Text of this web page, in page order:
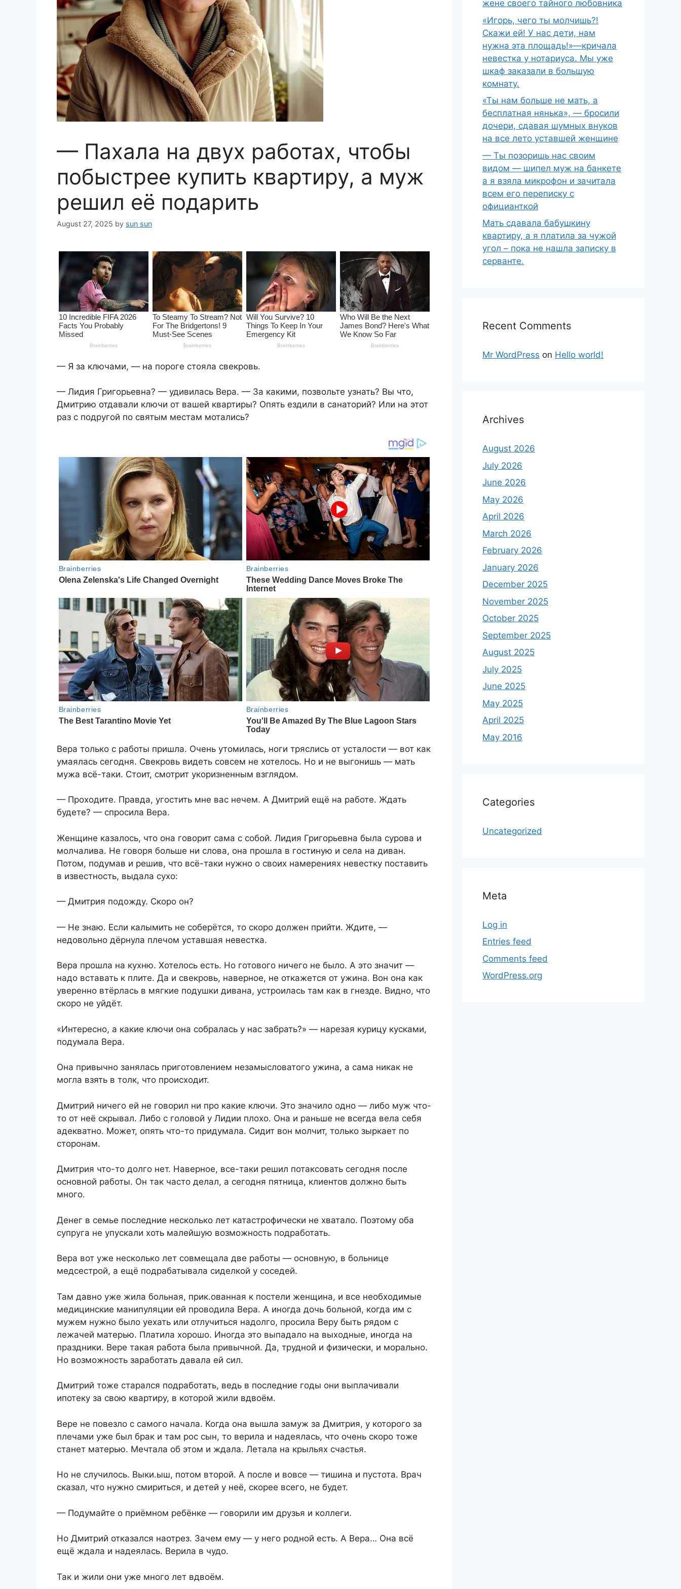
— Пахала на двух работах, чтобы
побыстрее купить квартиру, а муж
решил её подарить
August 27, 2025 by sun sun
— Я за ключами, — на пороге стояла свекровь.
— Лидия Григорьевна? — удивилась Вера. — За какими, позвольте узнать? Вы что,
Дмитрию отдавали ключи от вашей квартиры? Опять ездили в санаторий? Или на этот
раз с подругой по святым местам мотались?
Вера только с работы пришла. Очень утомилась, ноги тряслись от усталости — вот как
умаялась сегодня. Свекровь видеть совсем не хотелось. Но и не выгонишь — мать
мужа всё-таки. Стоит, смотрит укоризненным взглядом.
— Проходите. Правда, угостить мне вас нечем. А Дмитрий ещё на работе. Ждать
будете? — спросила Вера.
Женщине казалось, что она говорит сама с собой. Лидия Григорьевна была сурова и
молчалива. Не говоря больше ни слова, она прошла в гостиную и села на диван.
Потом, подумав и решив, что всё-таки нужно о своих намерениях невестку поставить
в известность, выдала сухо:
— Дмитрия подожду. Скоро он?
— Не знаю. Если калымить не соберётся, то скоро должен прийти. Ждите, —
недовольно дёрнула плечом уставшая невестка.
Вера прошла на кухню. Хотелось есть. Но готового ничего не было. А это значит —
надо вставать к плите. Да и свекровь, наверное, не откажется от ужина. Вон она как
уверенно втёрлась в мягкие подушки дивана, устроилась там как в гнезде. Видно, что
скоро не уйдёт.
«Интересно, а какие ключи она собралась у нас забрать?» — нарезая курицу кусками,
подумала Вера.
Она привычно занялась приготовлением незамысловатого ужина, а сама никак не
могла взять в толк, что происходит.
Дмитрий ничего ей не говорил ни про какие ключи. Это значило одно — либо муж что-
то от неё скрывал. Либо с головой у Лидии плохо. Она и раньше не всегда вела себя
адекватно. Может, опять что-то придумала. Сидит вон молчит, только зыркает по
сторонам.
Дмитрия что-то долго нет. Наверное, все-таки решил потаксовать сегодня после
основной работы. Он так часто делал, а сегодня пятница, клиентов должно быть
много.
Денег в семье последние несколько лет катастрофически не хватало. Поэтому оба
супруга не упускали хоть малейшую возможность подработать.
Вера вот уже несколько лет совмещала две работы — основную, в больнице
медсестрой, а ещё подрабатывала сиделкой у соседей.
Там давно уже жила больная, прик.ованная к постели женщина, и все необходимые
медицинские манипуляции ей проводила Вера. А иногда дочь больной, когда им с
мужем нужно было уехать или отлучиться надолго, просила Веру быть рядом с
лежачей матерью. Платила хорошо. Иногда это выпадало на выходные, иногда на
праздники. Вере такая работа была привычной. Да, трудной и физически, и морально.
Но возможность заработать давала ей сил.
Дмитрий тоже старался подработать, ведь в последние годы они выплачивали
ипотеку за свою квартиру, в которой жили вдвоём.
Вере не повезло с самого начала. Когда она вышла замуж за Дмитрия, у которого за
плечами уже был брак и там рос сын, то верила и надеялась, что очень скоро тоже
станет матерью. Мечтала об этом и ждала. Летала на крыльях счастья.
Но не случилось. Выки.ыш, потом второй. А после и вовсе — тишина и пустота. Врач
сказал, что нужно смириться, и детей у неё, скорее всего, не будет.
— Подумайте о приёмном ребёнке — говорили им друзья и коллеги.
Но Дмитрий отказался наотрез. Зачем ему — у него родной есть. А Вера… Она всё
ещё ждала и надеялась. Верила в чудо.
Так и жили они уже много лет вдвоём.
жене своего тайного любовника
«Игорь, чего ты молчишь?!
Скажи ей! У нас дети, нам
нужна эта площадь!»—кричала
невестка у нотариуса. Мы уже
шкаф заказали в большую
комнату.
«Ты нам больше не мать, а
бесплатная нянька», — бросили
дочери, сдавая шумных внуков
на все лето уставшей женщине
— Ты позоришь нас своим
видом — шипел муж на банкете
а я взяла микрофон и зачитала
всем его переписку с
официанткой
Мать сдавала бабушкину
квартиру, а я платила за чужой
угол – пока не нашла записку в
серванте.
Recent Comments
Mr WordPress on Hello world!
Archives
August 2026
July 2026
June 2026
May 2026
April 2026
March 2026
February 2026
January 2026
December 2025
November 2025
October 2025
September 2025
August 2025
July 2025
June 2025
May 2025
April 2025
May 2016
Categories
Uncategorized
Meta
Log in
Entries feed
Comments feed
WordPress.org